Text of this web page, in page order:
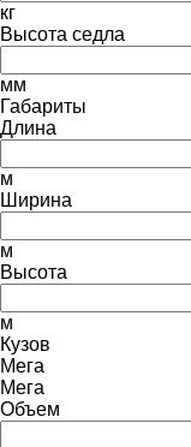
кг
Высота седла
мм
Габариты
Длина
м
Ширина
м
Высота
м
Кузов
Мега
Мега
Объем